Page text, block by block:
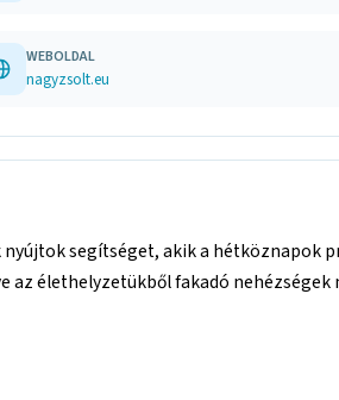
WEBOLDAL
nagyzsolt.eu
segítséget, akik a hétköznapok
élethelyzetükből fakadó